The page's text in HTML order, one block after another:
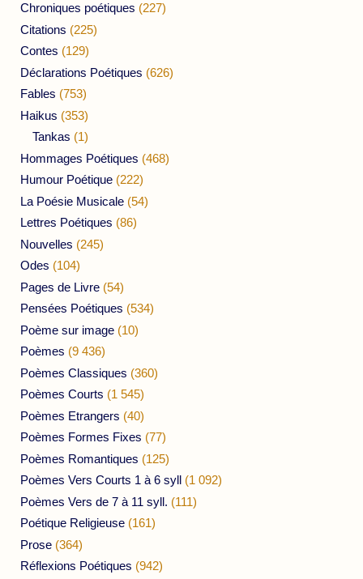
Chroniques poétiques (227)
Citations (225)
Contes (129)
Déclarations Poétiques (626)
Fables (753)
Haikus (353)
Tankas (1)
Hommages Poétiques (468)
Humour Poétique (222)
La Poésie Musicale (54)
Lettres Poétiques (86)
Nouvelles (245)
Odes (104)
Pages de Livre (54)
Pensées Poétiques (534)
Poème sur image (10)
Poèmes (9 436)
Poèmes Classiques (360)
Poèmes Courts (1 545)
Poèmes Etrangers (40)
Poèmes Formes Fixes (77)
Poèmes Romantiques (125)
Poèmes Vers Courts 1 à 6 syll (1 092)
Poèmes Vers de 7 à 11 syll. (111)
Poétique Religieuse (161)
Prose (364)
Réflexions Poétiques (942)